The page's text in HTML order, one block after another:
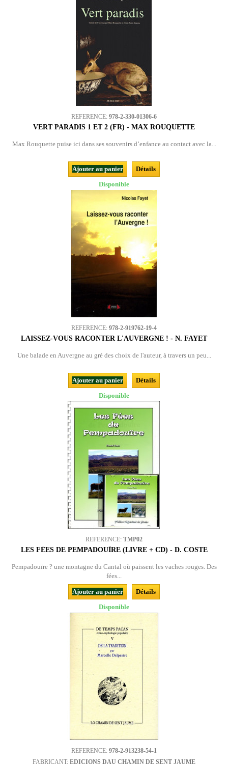
REFERENCE: 978-2-330-01306-6
VERT PARADIS 1 ET 2 (FR) - MAX ROUQUETTE
Max Rouquette puise ici dans ses souvenirs d’enfance au contact avec la...
Ajouter au panier
Détails
Disponible
REFERENCE: 978-2-919762-19-4
LAISSEZ-VOUS RACONTER L'AUVERGNE ! - N. FAYET
Une balade en Auvergne au gré des choix de l'auteur, à travers un peu...
Ajouter au panier
Détails
Disponible
REFERENCE: TMP02
LES FÉES DE PEMPADOUÏRE (LIVRE + CD) - D. COSTE
Pempadouïre ? une montagne du Cantal où paissent les vaches rouges. Des
fées...
Ajouter au panier
Détails
Disponible
REFERENCE: 978-2-913238-54-1
FABRICANT: EDICIONS DAU CHAMIN DE SENT JAUME